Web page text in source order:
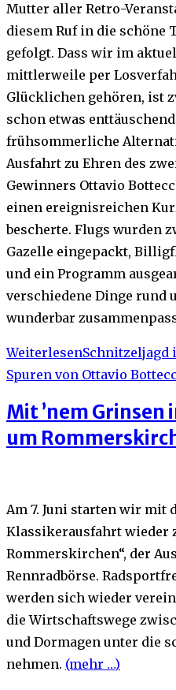
Mutter aller Retro-
diesem Ruf in die schöne
gefolgt. Dass wir im
mittlerweile per
Glücklichen gehören, ist
schon etwas
frühsommerliche
Ausfahrt zu Ehren des
Gewinners Ottavio
einen ereignisreichen
bescherte. Flugs wurden
Gazelle eingepackt,
und ein Programm
verschiedene Dinge rund
wunderbar
WeiterlesenSchnitzeljagd
Spuren von Ottavio
Mit ’nem Grinsen
um
Am 7. Juni starten wir mit
Klassikerausfahrt wieder
Rommerskirchen“, der
Rennradbörse.
werden sich wieder
die Wirtschaftswege
und Dormagen unter die
nehmen. (mehr …)